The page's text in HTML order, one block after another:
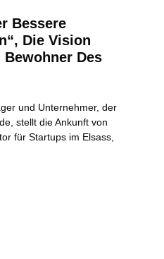
Bessere
Die Vision
Bewohner Des
und Unternehmer, der
stellt die Ankunft von
für Startups im Elsass,